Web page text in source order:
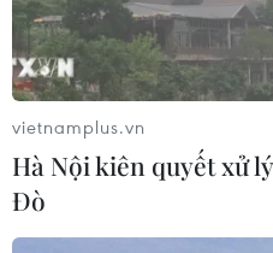
Việt Nam và Lào thúc đẩy
khoa học
05/08/2026 23:43
Phát triển mô hình AI giải
vietnamplus.vn
Hà Nội kiên quyết xử
Đò